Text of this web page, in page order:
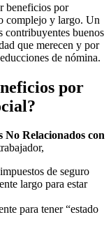
beneficios por
complejo y largo. Un
contribuyentes buenos
que merecen y por
de nómina.
por
No Relacionados con
de seguro
largo para estar
para tener “estado